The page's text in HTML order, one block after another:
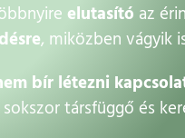
elutasító az
, miközben vágyik
bír létezni
társfüggő és